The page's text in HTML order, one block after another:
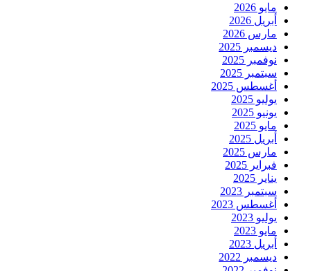
مايو 2026
أبريل 2026
مارس 2026
ديسمبر 2025
نوفمبر 2025
سبتمبر 2025
أغسطس 2025
يوليو 2025
يونيو 2025
مايو 2025
أبريل 2025
مارس 2025
فبراير 2025
يناير 2025
سبتمبر 2023
أغسطس 2023
يوليو 2023
مايو 2023
أبريل 2023
ديسمبر 2022